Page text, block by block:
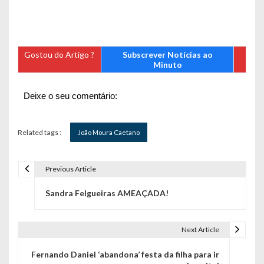
Gostou do Artigo ?
Subscrever Notícias ao
Minuto
Deixe o seu comentário:
Related tags : João Moura Caetano
Previous Article
Sandra Felgueiras AMEAÇADA!
Next Article
Fernando Daniel ‘abandona’ festa da filha para ir